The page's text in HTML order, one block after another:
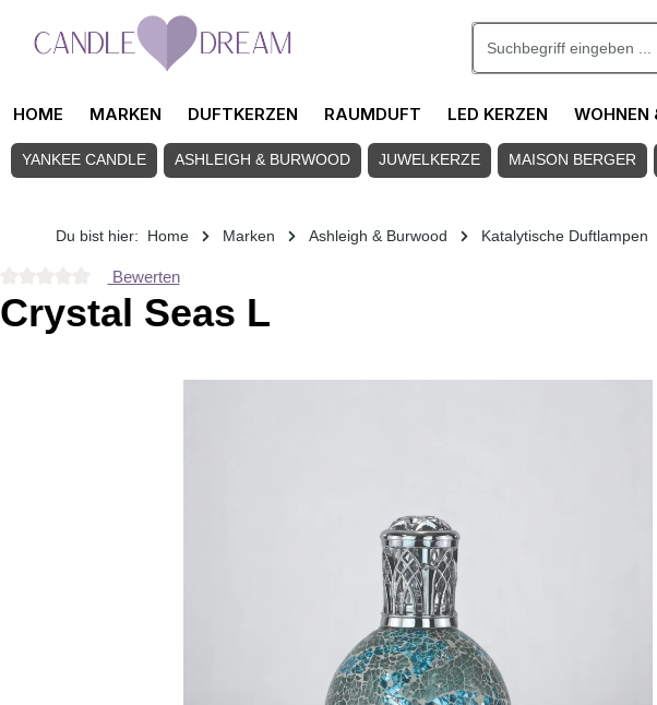
Zum Hauptinhalt springen
HOME MARKEN DUFTKERZEN RAUMDUFT LED KERZEN WOHNEN
YANKEE CANDLE ASHLEIGH & BURWOOD JUWELKERZE MAISON BERGER
Du bist hier: Home Marken Ashleigh & Burwood Katalytische Duftlampen
Durchschnittliche Bewertung von 0 von 5 Sternen
Bewerten
Crystal Seas L